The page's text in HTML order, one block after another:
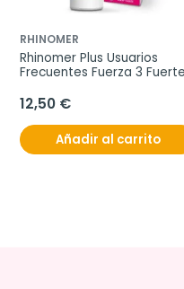
RHINOMER
Rhinomer Plus Usuarios
Frecuentes Fuerza 3 Fuerte
12,50 €
Añadir al carrito